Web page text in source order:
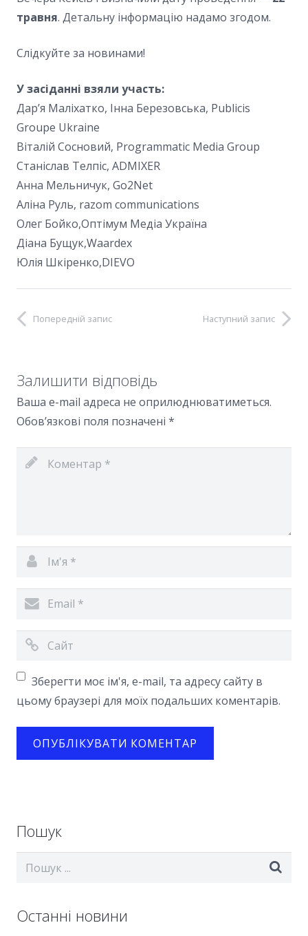
травня. Детальну інформацію надамо згодом.
Слідкуйте за новинами!
У засіданні взяли участь:
Дар’я Маліхатко, Інна Березовська, Publicis
Groupe Ukraine
Віталій Сосновий, Programmatic Media Group
Станіслав Телпіс, ADMIXER
Анна Мельничук, Go2Net
Аліна Руль, razom communications
Олег Бойко,Оптімум Медіа Україна
Діана Бущук,Waardex
Юлія Шкіренко,DIEVO
Попередній запис Наступний запис
Залишити відповідь
Ваша e-mail адреса не оприлюднюватиметься.
Обов’язкові поля позначені *
Зберегти моє ім'я, e-mail, та адресу сайту в
цьому браузері для моїх подальших коментарів.
Пошук
Останні новини